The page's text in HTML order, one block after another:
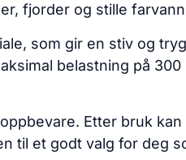
fjorder og stille
som gir en stiv og
belastning på
Etter bruk
et godt valg for deg